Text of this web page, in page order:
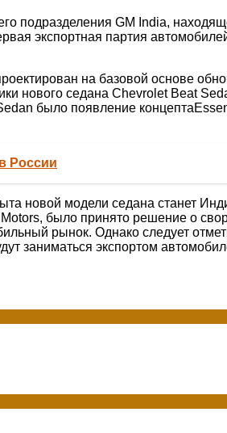
подразделения GM India,
экспортная партия
на базовой основе
нового седана Chevrolet Beat
было появление концепта
России
новой модели седана станет
Motors, было принято решение о
рынок. Однако следует
заниматься экспортом